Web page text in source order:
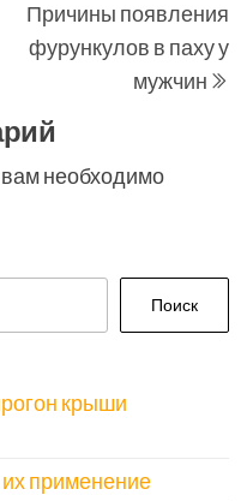
Причины появления
фурункулов в паху у
мужчин
необходимо
Поиск
крыши
применение